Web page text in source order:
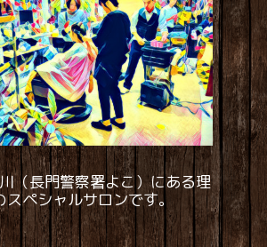
（長門警察署よこ）にある理
スペシャルサロンです。